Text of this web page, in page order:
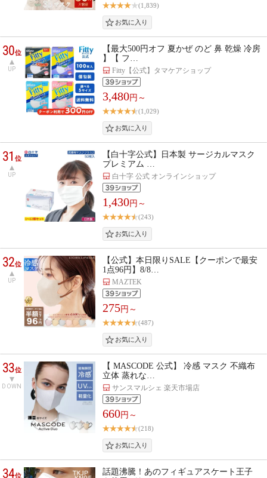
(1,839)
30位
UP
【最大500円オフ 夏かぜ のど 鼻 乾燥 冷房
】【 フ…
Fitty【公式】タマケアショップ
3,480円～
(1,029)
31位
UP
【白十字公式】日本製 サージカルマスク
プレミアム …
白十字 公式 オンラインショップ
1,430円～
(243)
32位
UP
【公式】本日限りSALE【クーポンで最安
1点96円】8/8…
MAZTEK
275円～
(487)
33位
DOWN
【 MASCODE 公式】 冷感 マスク 不織布
立体 蒸れな…
サンスマルシェ 楽天市場店
660円～
(218)
34位
話題沸騰！あのフィギュアスケート王子